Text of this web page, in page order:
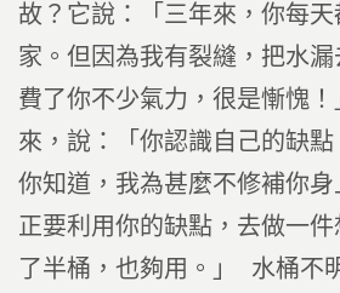
故？它說：「三年來，你每天
家。但因為我有裂縫，把水
費了你不少氣力，很是慚愧
來，說：「你認識自己的缺點
你知道，我為甚麼不修補你
正要利用你的缺點，去做一
了半桶，也夠用。」 水桶不